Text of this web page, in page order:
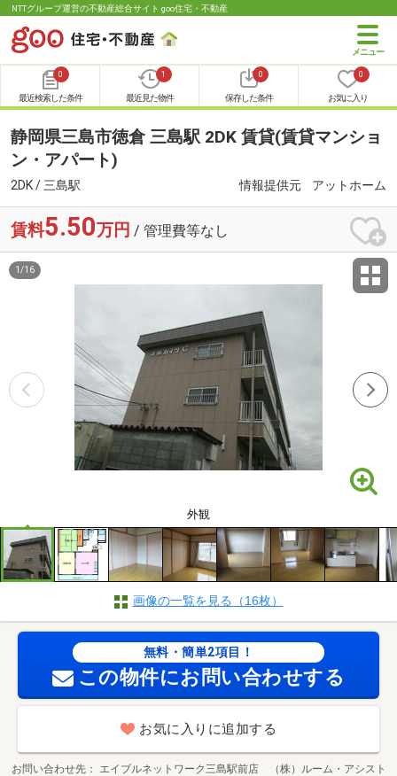
NTTグループ運営の不動産総合サイト goo住宅・不動産
0
最近検索した条件
1
最近見た物件
0
保存した条件
0
お気に入り
静岡県三島市徳倉 三島駅 2DK 賃貸(賃貸マンショ
ン・アパート)
2DK / 三島駅 情報提供元 アットホーム
賃料5.50万円 / 管理費等なし
外観
1 /16
画像の一覧を見る（16枚）
無料・簡単2項目！
この物件にお問い合わせする
お気に入りに追加する
お問い合わせ先 エイブルネットワーク三島駅前店 （株）ルーム・アシスト